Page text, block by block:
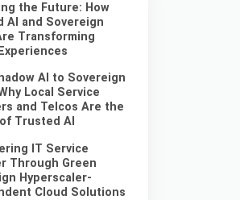
the Future: How
AI and Sovereign
Transforming
AI to Sovereign
Local Service
and Telcos Are the
Trusted AI
IT Service
Through Green
Hyperscaler-
Cloud Solutions